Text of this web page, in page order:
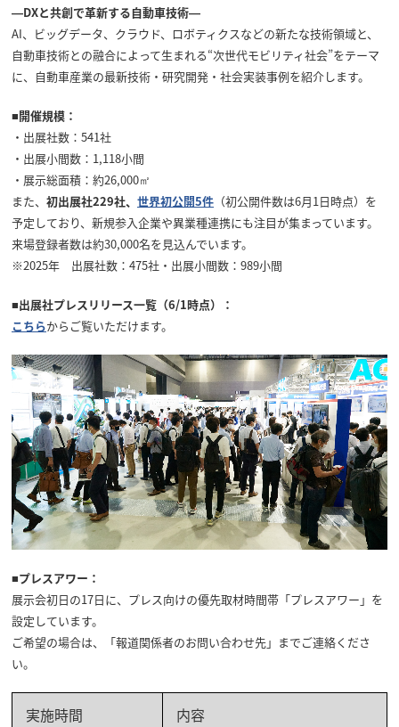
―DXと共創で革新する自動車技術―
AI、ビッグデータ、クラウド、ロボティクスなどの新たな技術領域と、
自動車技術との融合によって生まれる“次世代モビリティ社会”をテーマ
に、自動車産業の最新技術・研究開発・社会実装事例を紹介します。
■開催規模：
・出展社数：541社
・出展小間数：1,118小間
・展示総面積：約26,000㎡
また、 初出展社229社、 世界初公開5件 （初公開件数は6月1日時点）を
予定しており、新規参入企業や異業種連携にも注目が集まっています。
来場登録者数は約30,000名を見込んでいます。
※2025年 出展社数：475社・出展小間数：989小間
■出展社プレスリリース一覧（6/1時点）：
こちらからご覧いただけます。
■プレスアワー：
展示会初日の17日に、プレス向けの優先取材時間帯「プレスアワー」を
設定しています。
ご希望の場合は、「報道関係者のお問い合わせ先」までご連絡くださ
い。
実施時間 内容